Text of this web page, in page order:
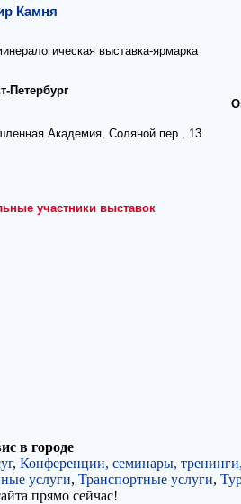
Камня
выставка-ярмарка
Петербург
Академия, Соляной пер., 13
участники выставок
в городе
, Конференции, семинары,
услуги, Транспортные услуги,
прямо сейчас!